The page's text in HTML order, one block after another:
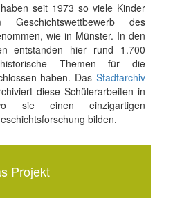
seit 1973 so viele Kinder
des
wie in Münster. In den
entstanden hier rund 1.700
Themen für die
haben. DasStadtarchiv
diese Schülerarbeiten in
sie einen einzigartigen
bilden.
Projekt